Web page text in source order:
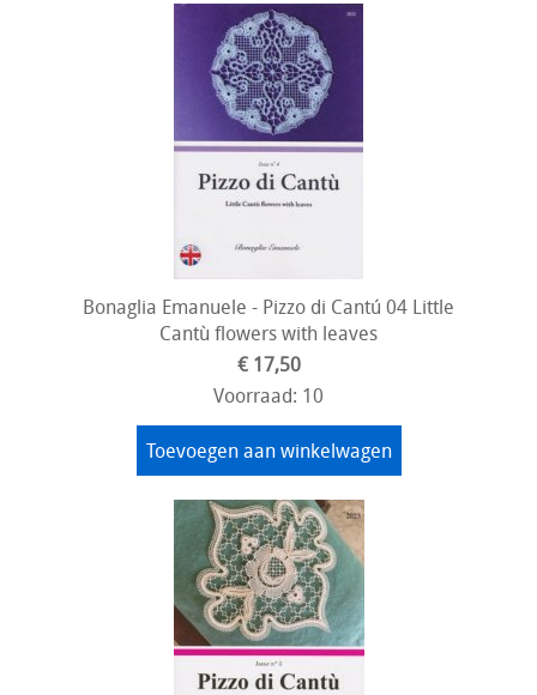
Bonaglia Emanuele - Pizzo di Cantú 04 Little
Cantù flowers with leaves
€ 17,50
Voorraad: 10
Toevoegen aan winkelwagen